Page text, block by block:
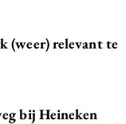
(weer) relevant te
bij Heineken